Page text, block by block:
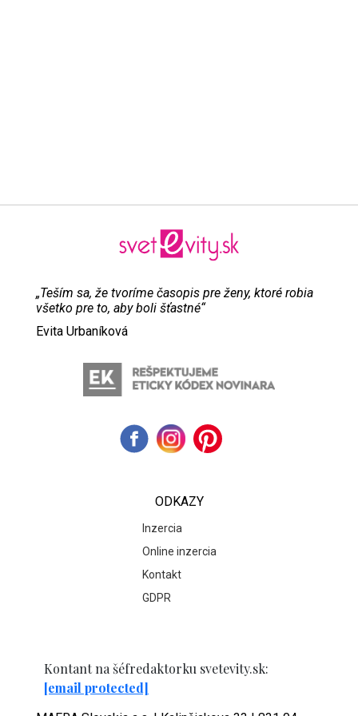
„Teším sa, že tvoríme časopis pre ženy, ktoré robia
všetko pre to, aby boli šťastné“
Evita Urbaníková
ODKAZY
Inzercia
Online inzercia
Kontakt
GDPR
Kontant na šéfredaktorku svetevity.sk:
[email protected]